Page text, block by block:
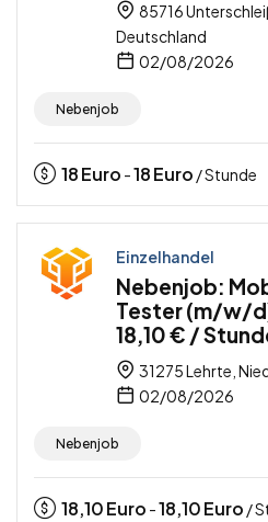
85716
Deutschland
02/08/2026
Nebenjob
18Euro -18Euro / Stunde
Einzelhandel
Nebenjob:
Tester (m/w/
18,10 € /
31275 Lehrte,
02/08/2026
Nebenjob
18,10Euro -18,10Euro /